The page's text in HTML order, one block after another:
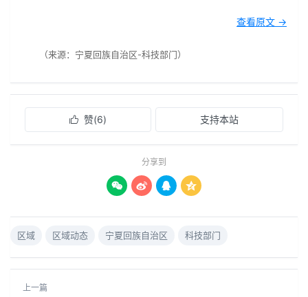
查看原文 →
（来源：宁夏回族自治区-科技部门）
 赞(6) 支持本站
分享到
   
区域 区域动态 宁夏回族自治区 科技部门
上一篇